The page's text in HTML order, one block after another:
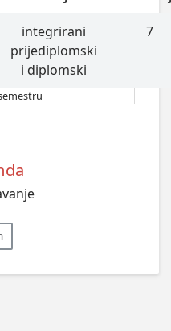
integrirani
prijediplomski
i diplomski
7